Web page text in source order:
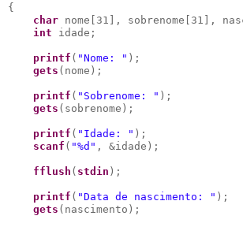
{
char nome[31], sobrenome[31],
int idade;
printf ( "Nome: " );
gets (nome);
printf ( " Sobrenome: " );
gets (sobrenome);
printf ( " Idade: " );
scanf ( "%d " , &idade);
fflush ( stdin );
printf ( "Data de nascimento: " );
gets (nascimento);